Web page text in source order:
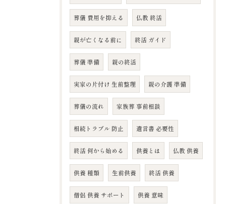
葬儀 費用を抑える 仏教 終活
親が亡くなる前に 終活 ガイド
葬儀 準備 親の終活
実家の片付け 生前整理 親の介護 準備
葬儀の流れ 家族葬 事前相談
相続トラブル 防止 遺言書 必要性
終活 何から始める 供養とは 仏教 供養
供養 種類 生前供養 終活 供養
僧侶 供養 サポート 供養 意味